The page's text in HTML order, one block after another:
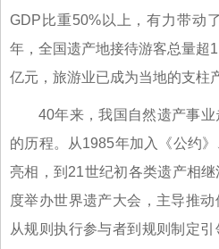
GDP比重50%以上，有力带动
年，全国遗产地接待游客总量超
亿元，旅游业已成为当地的支柱
40年来，我国自然遗产事
的历程。从1985年加入《公约
亮相，到21世纪初各类遗产相
度举办世界遗产大会，主导推
从规则执行参与者到规则制定